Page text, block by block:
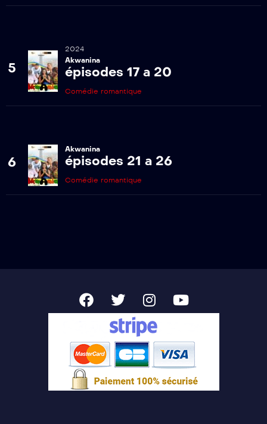
5
2024
Akwanina
épisodes 17 a 20
Comédie romantique
6
Akwanina
épisodes 21 a 26
Comédie romantique